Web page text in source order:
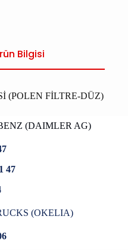
Bilgisi
(POLEN FİLTRE-DÜZ)
(DAIMLER AG)
47
(OKELIA)